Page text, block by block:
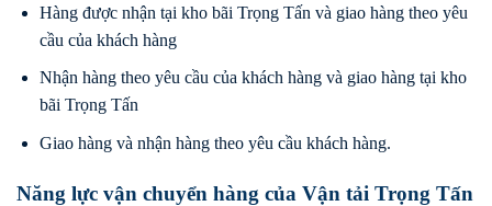
Hàng được nhận tại kho bãi Trọng Tấn và giao hàng theo yêu
cầu của khách hàng
Nhận hàng theo yêu cầu của khách hàng và giao hàng tại kho
bãi Trọng Tấn
Giao hàng và nhận hàng theo yêu cầu khách hàng.
Năng lực vận chuyển hàng của Vận tải Trọng Tấn